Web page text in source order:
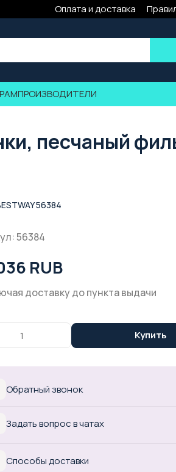
Оплата и доставка
ПРОИЗВОДИТЕЛИ
песчаный
56384
56384
RUB
доставку до пункта выдачи
Купить
Обратный звонок
Задать вопрос в чатах
Способы доставки